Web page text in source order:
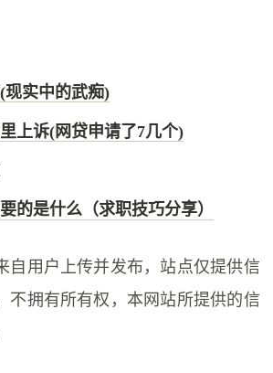
现实中的武痴)
上诉(网贷申请了7几个)
的是什么（求职技巧分享）
自用户上传并发布，站点仅提供信
不拥有所有权，本网站所提供的信